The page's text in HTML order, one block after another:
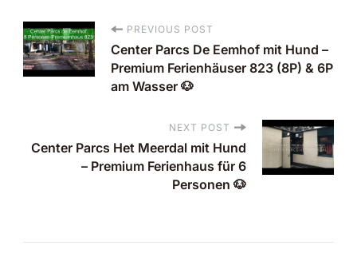
P
o
t
a
PREVIOUS POST
Center Parcs De Eemhof mit Hund –
Premium Ferienhäuser 823 (8P) & 6P
am Wasser 🐶
NEXT POST
Center Parcs Het Meerdal mit Hund
– Premium Ferienhaus für 6
Personen 🐶